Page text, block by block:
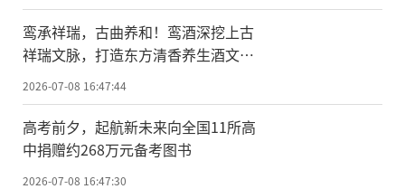
鸾承祥瑞，古曲养和！鸾酒深挖上古
祥瑞文脉，打造东方清香养生酒文化
标杆
2026-07-08 16:47:44
高考前夕，起航新未来向全国11所高
中捐赠约268万元备考图书
2026-07-08 16:47:30